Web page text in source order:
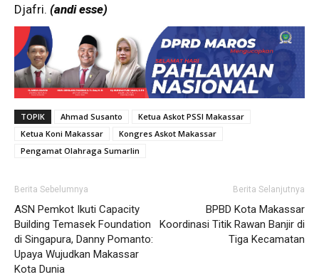
Djafri. (andi esse)
TOPIK Ahmad Susanto
Ketua Askot PSSI Makassar
Ketua Koni Makassar
Kongres Askot Makassar
Pengamat Olahraga Sumarlin
Berita Sebelumnya
ASN Pemkot Ikuti Capacity
Building Temasek Foundation
di Singapura, Danny Pomanto:
Upaya Wujudkan Makassar
Kota Dunia
Berita Selanjutnya
BPBD Kota Makassar
Koordinasi Titik Rawan Banjir di
Tiga Kecamatan